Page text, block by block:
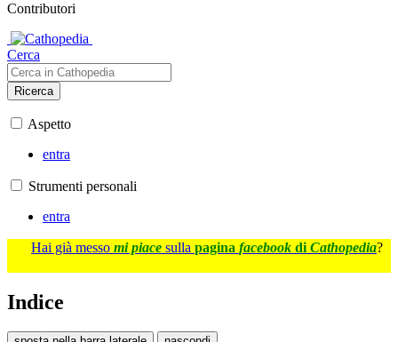
Contributori
Cerca
Ricerca
Aspetto
entra
Strumenti personali
entra
Hai già messo mi piace sulla pagina facebook di Cathopedia?
Indice